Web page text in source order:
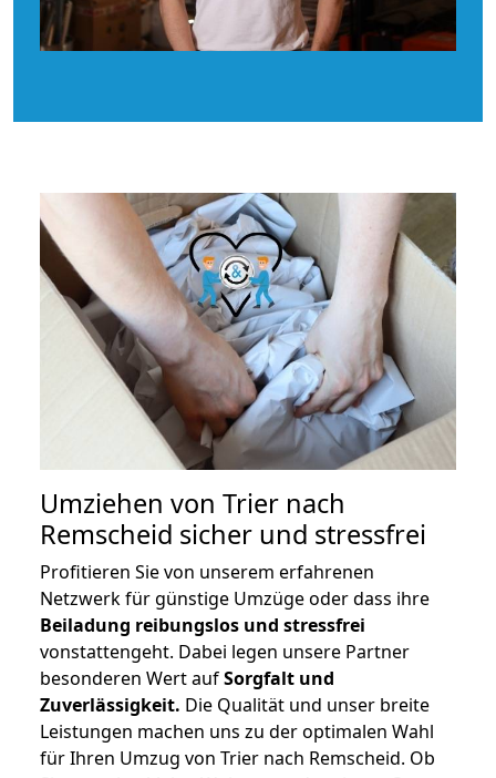
Umziehen von Trier nach
Remscheid sicher und stressfrei
Profitieren Sie von unserem erfahrenen
Netzwerk für günstige Umzüge oder dass ihre
Beiladung reibungslos und stressfrei
vonstattengeht. Dabei legen unsere Partner
besonderen Wert aufSorgfalt und
Zuverlässigkeit. Die Qualität und unser breite
Leistungen machen uns zu der optimalen Wahl
für Ihren Umzug von Trier nach Remscheid. Ob